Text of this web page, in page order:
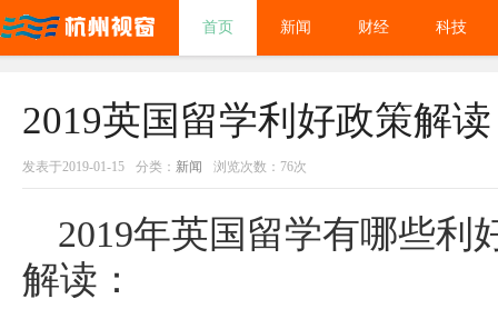
首页 新闻 财经 科技
2019英国留学利好政策解
发表于2019-01-15 分类： 新闻 浏览次数：76次
2019年英国留学有哪些利
解读：